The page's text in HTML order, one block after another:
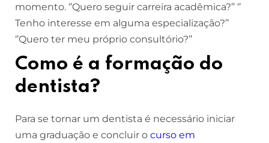
momento. ‘’Quero seguir carreira acadêmica?’’ ‘’
Tenho interesse em alguma especialização?’’
‘’Quero ter meu próprio consultório?’’
Como é a formação do
dentista?
Para se tornar um dentista é necessário iniciar
uma graduação e concluir o curso em